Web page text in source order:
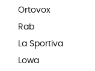
Ortovox
Rab
La Sportiva
Lowa